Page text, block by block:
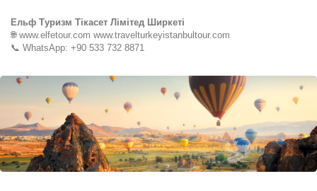
Ельф Туризм Тікасет Лімітед Ширкеті
🌐 www.elfetour.com www.travelturkeyistanbultour.com
📞 WhatsApp: +90 533 732 8871